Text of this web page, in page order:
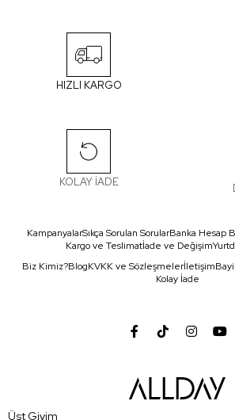
HIZLI KARGO
KOLAY İADE
KampanyalarSıkça Sorulan SorularBanka Hesap
Kargo ve Teslimatİade ve Değişim
Biz Kimiz?BlogKVKK ve Sözleşmelerİletişim
Kolay İade
Üst Giyim